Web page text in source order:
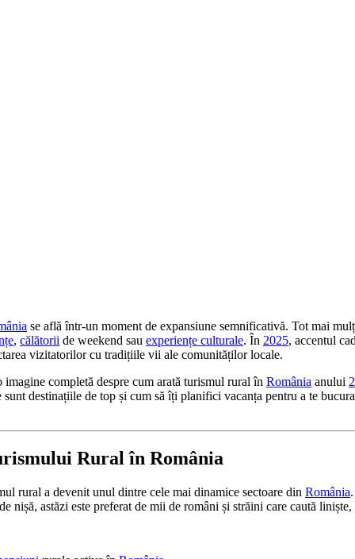
se află într-un moment de expansiune semnificativă. Tot mai
, călătorii de weekend sau experiențe culturale. În 2025, accentul
vizitatorilor cu tradițiile vii ale comunităților locale.
completă despre cum arată turismul rural în România anului
destinațiile de top și cum să îți planifici vacanța pentru a te
Rural în România
rural a devenit unul dintre cele mai dinamice sectoare din România
nișă, astăzi este preferat de mii de români și străini care caută